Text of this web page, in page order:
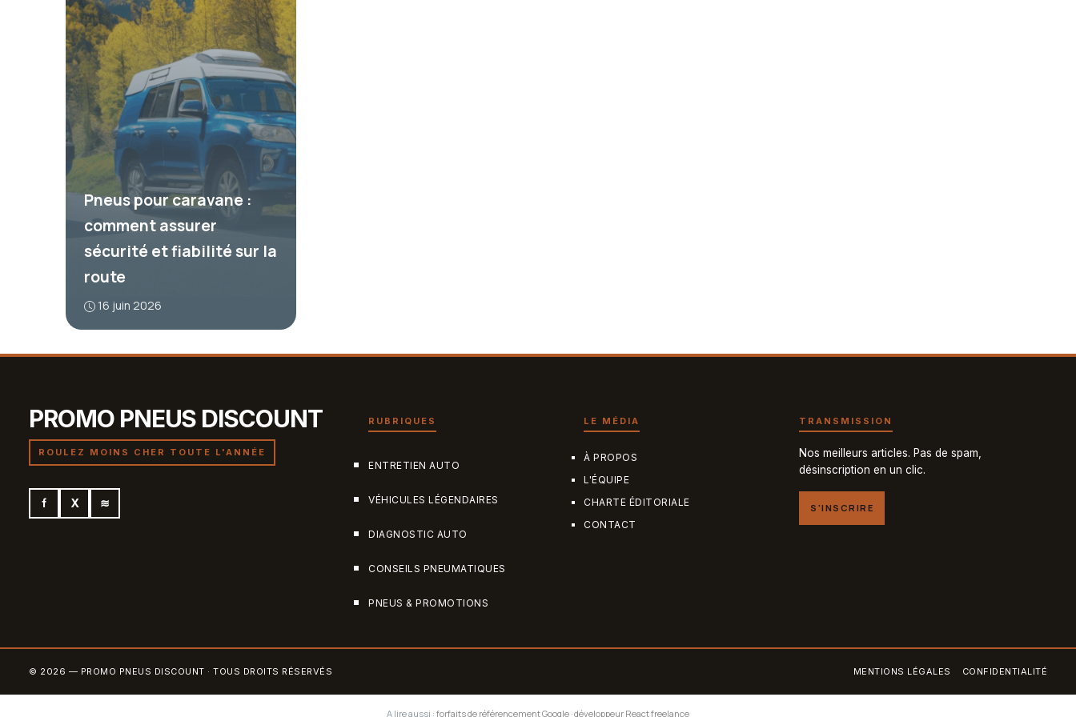
Pneus pour caravane :
comment assurer
sécurité et fiabilité sur la
route
16 juin 2026
PROMO PNEUS DISCOUNT
ROULEZ MOINS CHER TOUTE L'ANNÉE
f X ≋
RUBRIQUES
ENTRETIEN AUTO
VÉHICULES LÉGENDAIRES
DIAGNOSTIC AUTO
CONSEILS PNEUMATIQUES
PNEUS & PROMOTIONS
LE MÉDIA
À PROPOS
L'ÉQUIPE
CHARTE ÉDITORIALE
CONTACT
TRANSMISSION
Nos meilleurs articles. Pas de spam,
désinscription en un clic.
S'INSCRIRE
© 2026 — PROMO PNEUS DISCOUNT · TOUS DROITS RÉSERVÉS MENTIONS LÉGALES CONFIDENTIALITÉ
A lire aussi : forfaits de référencement Google ·développeur React freelance